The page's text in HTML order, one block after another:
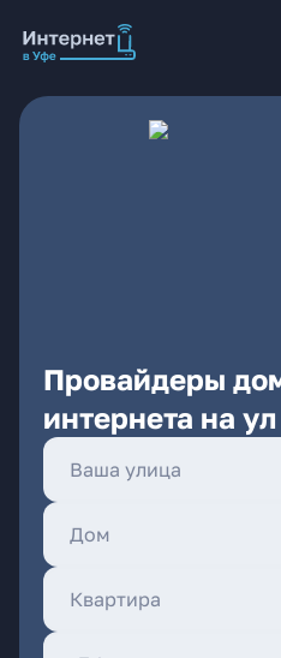
Провайдеры
интернета на